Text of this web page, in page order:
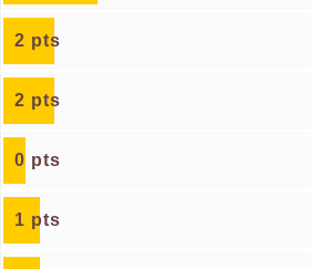
2 pts
2 pts
0 pts
1 pts